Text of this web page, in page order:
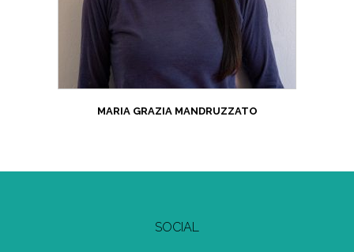
MARIA GRAZIA MANDRUZZATO
SOCIAL